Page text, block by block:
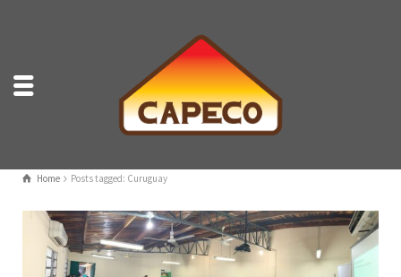
Home Posts tagged: Curuguay